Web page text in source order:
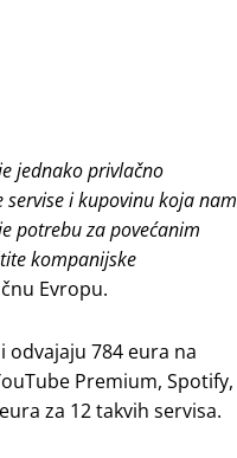
jednako privlačno
i kupovinu koja nam
potrebu za povećanim
kompanijske
Evropu.
784 eura na
Premium, Spotify,
za 12 takvih servisa.